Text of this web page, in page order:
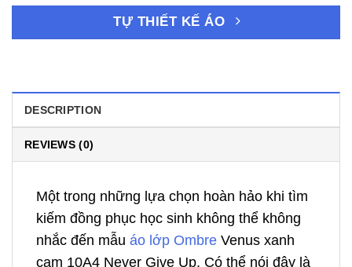
TỰ THIẾT KẾ ÁO
DESCRIPTION
REVIEWS (0)
Một trong những lựa chọn hoàn hảo khi tìm
kiếm đồng phục học sinh không thể không
nhắc đến mẫu áo lớp Ombre Venus xanh
cam 10A4 Never Give Up. Có thể nói đây là